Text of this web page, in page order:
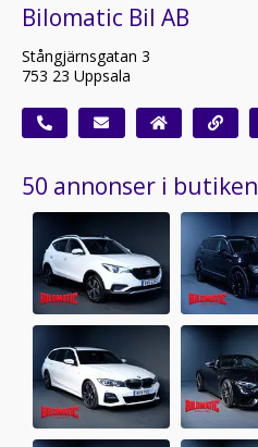
Bilomatic Bil AB
Stångjärnsgatan 3
753 23 Uppsala
50 annonser i butiken